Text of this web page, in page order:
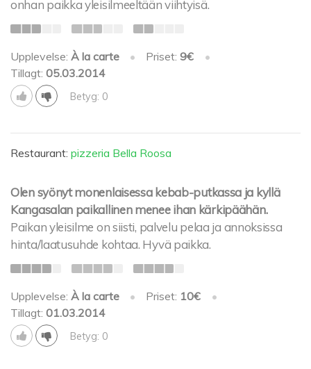
onhan paikka yleisilmeeltään viihtyisä.
Upplevelse: À la carte • Priset:9€
•
Tillagt: 05.03.2014
Betyg: 0
Restaurant: pizzeria Bella Roosa
Olen syönyt monenlaisessa kebab-putkassa ja kyllä
Kangasalan paikallinen menee ihan kärkipäähän.
Paikan yleisilme on siisti, palvelu pelaa ja annoksissa
hinta/laatusuhde kohtaa. Hyvä paikka.
Upplevelse: À la carte • Priset: 10€
•
Tillagt: 01.03.2014
Betyg: 0